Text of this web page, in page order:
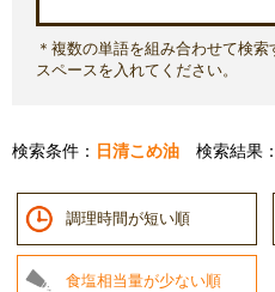
＊複数の単語を組み合わせて検
スペースを入れてください。
検索条件： 日清こめ油 検索結果：
調理時間が短い順
食塩相当量が少ない順